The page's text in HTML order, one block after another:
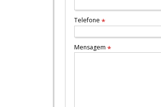
Telefone *
Mensagem *